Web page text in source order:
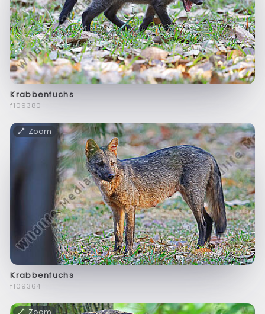
Krabbenfuchs
f109380
Zoom
Krabbenfuchs
f109364